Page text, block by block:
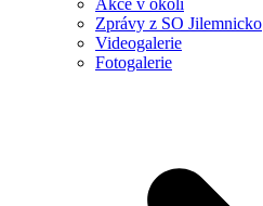
Zprávy z SO Jilemnicko
Videogalerie
Fotogalerie